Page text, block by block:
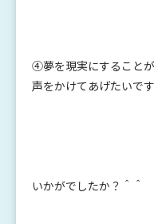
④夢を現実にすること
声をかけてあげたいで
いかがでしたか？＾＾